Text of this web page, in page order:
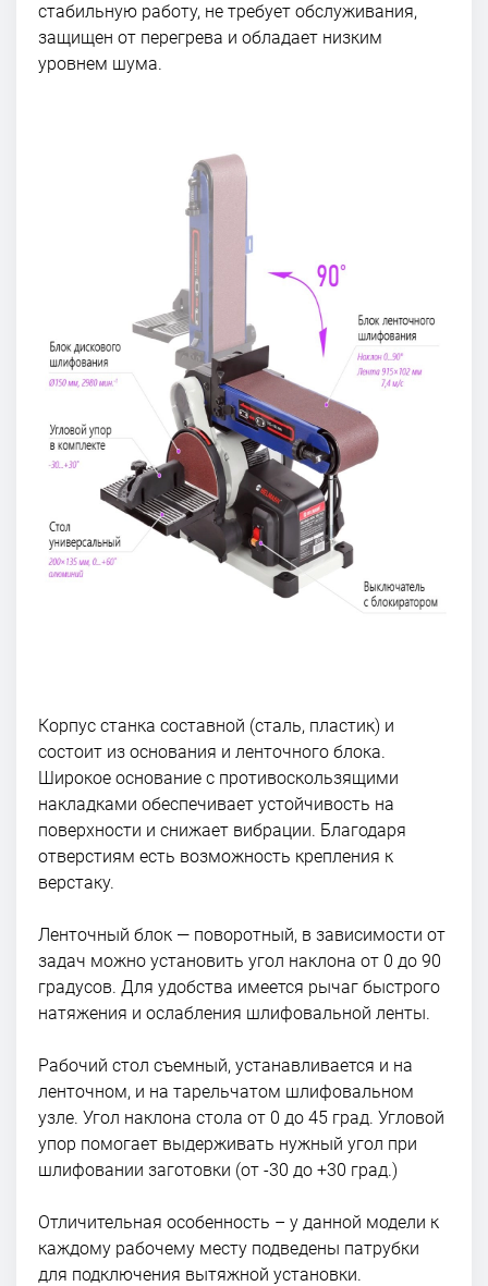
стабильную работу, не требует обслуживания,
защищен от перегрева и обладает низким
уровнем шума.
Корпус станка составной (сталь, пластик) и
состоит из основания и ленточного блока.
Широкое основание с противоскользящими
накладками обеспечивает устойчивость на
поверхности и снижает вибрации. Благодаря
отверстиям есть возможность крепления к
верстаку.
Ленточный блок — поворотный, в зависимости от
задач можно установить угол наклона от 0 до 90
градусов. Для удобства имеется рычаг быстрого
натяжения и ослабления шлифовальной ленты.
Рабочий стол съемный, устанавливается и на
ленточном, и на тарельчатом шлифовальном
узле. Угол наклона стола от 0 до 45 град. Угловой
упор помогает выдерживать нужный угол при
шлифовании заготовки (от -30 до +30 град.)
Отличительная особенность – у данной модели к
каждому рабочему месту подведены патрубки
для подключения вытяжной установки.